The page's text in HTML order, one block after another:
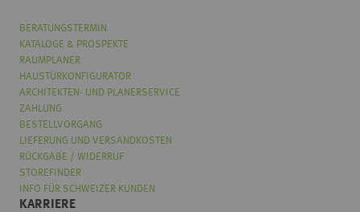
BERATUNGSTERMIN
KATALOGE & PROSPEKTE
RAUMPLANER
HAUSTÜRKONFIGURATOR
ARCHITEKTEN- UND PLANERSERVICE
ZAHLUNG
BESTELLVORGANG
LIEFERUNG UND VERSANDKOSTEN
RÜCKGABE / WIDERRUF
STOREFINDER
INFO FÜR SCHWEIZER KUNDEN
KARRIERE